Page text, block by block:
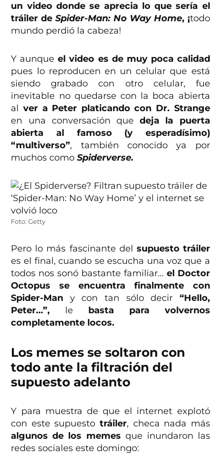
un video donde se aprecia lo que sería el
tráiler deSpider-Man: No Way Home, ¡todo
mundo perdió la cabeza!
Y aunqueel video es de muy poca calidad
pues lo reproducen en un celular que está
siendo grabado con otro celular, fue
inevitable no quedarse con la boca abierta
alver a Peter platicando con Dr. Strange
en una conversación quedeja la puerta
abierta al famoso (y esperadísimo)
“multiverso”, también conocido ya por
muchos como Spiderverse.
Foto: Getty
Pero lo más fascinante del supuesto tráiler
es el final, cuando se escucha una voz que a
todos nos sonó bastante familiar… el Doctor
Octopus se encuentra finalmente con
Spider-Man y con tan sólo decir “Hello,
Peter…”, le basta para volvernos
completamente locos.
Los memes se soltaron con
todo ante la filtración del
supuesto adelanto
Y para muestra de que el internet explotó
con este supuesto tráiler, checa nada más
algunos de los memes que inundaron las
redes sociales este domingo: